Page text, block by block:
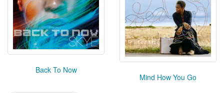
Back To Now
Mind How You Go